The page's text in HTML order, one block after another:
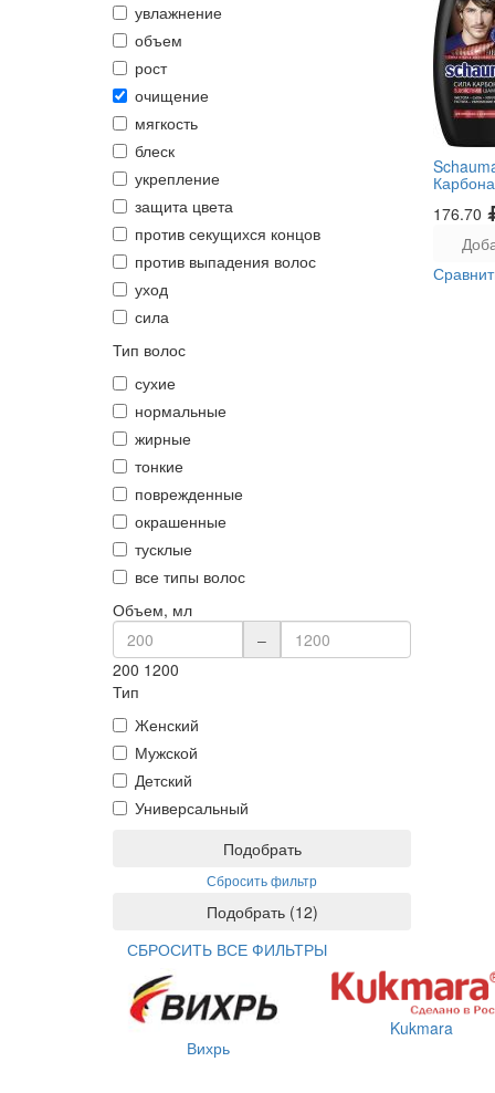
увлажнение
объем
рост
очищение
мягкость
блеск
укрепление
защита цвета
против секущихся концов
против выпадения волос
уход
сила
Тип волос
сухие
нормальные
жирные
тонкие
поврежденные
окрашенные
тусклые
все типы волос
Объем, мл
–
200 1200
Тип
Женский
Мужской
Детский
Универсальный
Подобрать
Сбросить фильтр
Подобрать (12)
СБРОСИТЬ ВСЕ ФИЛЬТРЫ
176.70
Вихрь
Kukmara